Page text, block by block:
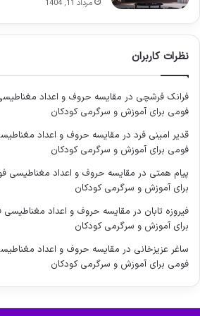
ارتفاع بدون پایه، و 16.3
ایده آل برای نصب روی میزهای کوچک،
محدودیت مکانی تبدیل کرده است. وزن
آسان تر روی دیوار کمک می کند.
متریال و کیفیت بدنه
سونی همواره به کیفیت ساخت بالای
مدل نیز از این قاعده مستثنی نیست.
وجود ماهیت پلاستیکی، دارای کیفیت و
می دهد. مونتاژ قطعات دقیق و بدون
محصول می افزاید و تضمین کننده عمر
کیفیت ساخت، یکی از مزایای کلیدی
به شمار می رود.
پایه ها و امکان نصب دیواری
مرداد 11, 1404
نظرات کاربران
فرانک فرشچی در مقایسه حروف و اعداد
فومی برای آموزش و سرگرمی کودکان
قدیر امینی فرد در مقایسه حروف و اعداد
فومی برای آموزش و سرگرمی کودکان
پیام همتی در مقایسه حروف و اعداد مغناطیسی
برای آموزش و سرگرمی کودکان
فیروزه تابان در مقایسه حروف و اعداد مغناطیسی
برای آموزش و سرگرمی کودکان
ساغر عزیزخانی در مقایسه حروف و اعداد
فومی برای آموزش و سرگرمی کودکان